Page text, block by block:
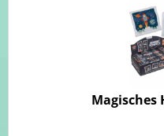
Magisches